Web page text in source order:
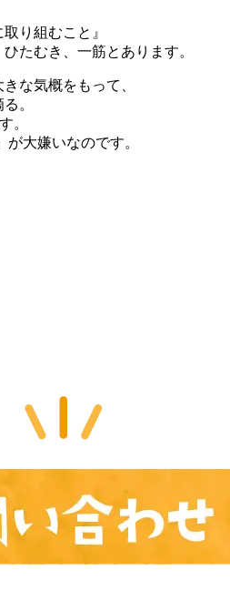
り組むこと』
たむき、一筋とあります。
な気概をもって、
。
。
大嫌いなのです。